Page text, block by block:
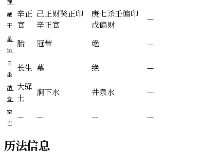
藏
干
辛正
官
己正财癸正印
辛正官
庚七杀壬偏印
戊偏财
—
星
运
胎 冠带 绝 —
自
坐
长生 墓 绝 —
纳
音
大驿
土
涧下水 井泉水 —
空
亡
— — — —
历法信息